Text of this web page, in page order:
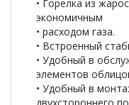
• Горелка из
экономичным
• расходом газа.
• Встроенный
• Удобный в
элементов
• Удобный в